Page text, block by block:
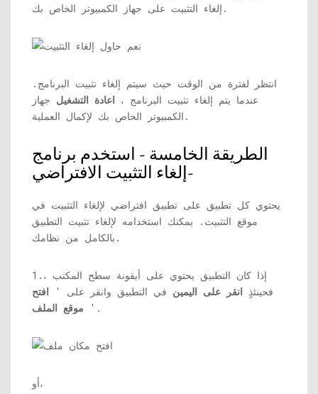
إلغاء التثبيت على جهاز الكمبيوتر الخاص بك.
انتظر لفترة من الوقت حيث سيتم إلغاء تثبيت البرنامج.
عندما يتم إلغاء تثبيت البرنامج ، اعادة التشغيل جهاز
الكمبيوتر الخاص بك لإكمال العملية.
الطريقة الخامسة - استخدم برنامج
إلغاء التثبيت الافتراضي-
يحتوي كل تطبيق على تطبيق افتراضي لإلغاء التثبيت في
موقع التثبيت. يمكنك استخدامه لإلغاء تثبيت التطبيق
بالكامل من نظامك.
1.إذا كان التطبيق يحتوي على أيقونة سطح المكتب ،
فحينئذٍ انقر على اليمين في التطبيق وانقر على ' افتح
موقع الملف '.
أو،